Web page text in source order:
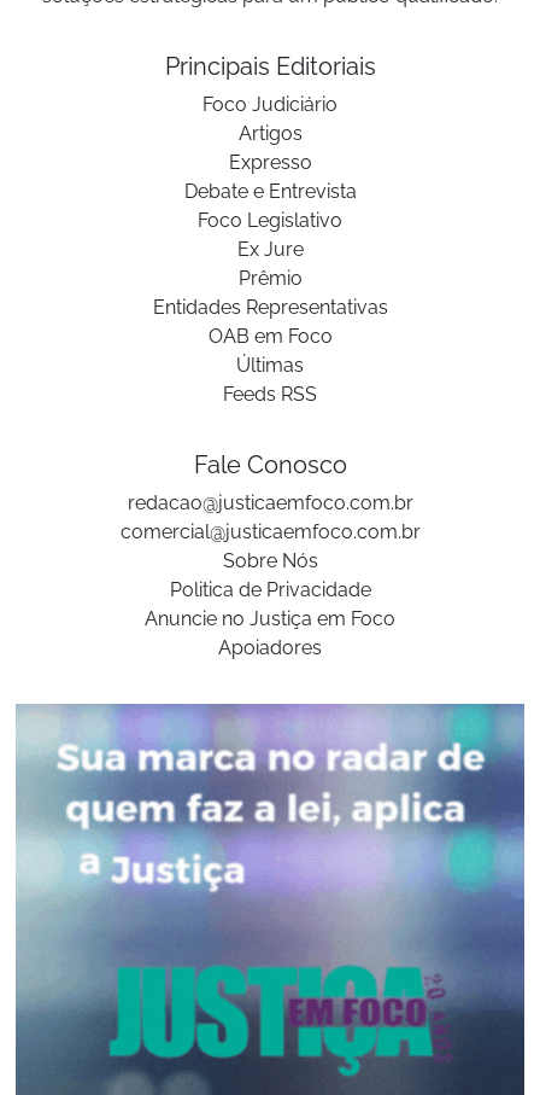
Principais Editoriais
Foco Judiciário
Artigos
Expresso
Debate e Entrevista
Foco Legislativo
Ex Jure
Prêmio
Entidades Representativas
OAB em Foco
Últimas
Feeds RSS
Fale Conosco
redacao@justicaemfoco.com.br
comercial@justicaemfoco.com.br
Sobre Nós
Politica de Privacidade
Anuncie no Justiça em Foco
Apoiadores